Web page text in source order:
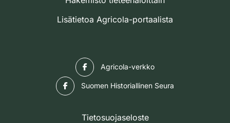
Lisätietoa Agricola-portaalista
Agricola-verkko
Suomen Historiallinen Seura
Tietosuojaseloste